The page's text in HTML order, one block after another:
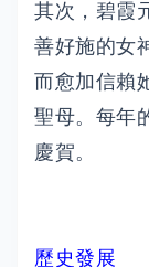
其次，碧霞
善好施的女
而愈加信賴
聖母。每年
慶賀。
歷史發展